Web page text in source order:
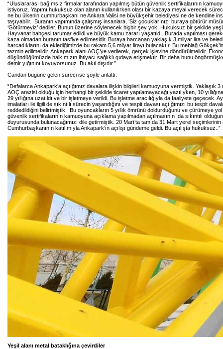
“Uluslararası bağımsız firmalar tarafından yapılmış bütün güvenlik sertifikalarının
istiyoruz. Yapımı hukuksuz olan alanın kullanılırken olası bir kazaya meyal verecek
ne bu ülkenin cumhurbaşkanı ne Ankara Valisi ne büyükşehir belediyesi ne de kendine
taşıyabilir. Buranın yapımında çalışmış insanlara, ‘Siz çocuklarınızı buraya götürür
‘Götürmeyiz’ dediler. Bunun üzerine söylenecek hiçbir şey yok. Hukuksuz bir şekilde
Hayvanat bahçesi tarumar edildi ve büyük kamu zararı yaşatıldı. Burada yapılması
kaza olmadan buranın tasfiye edilmesidir. Buraya harcanan yaklaşık 3 milyar lira ve
harcadıklarını da eklediğimizde bu rakam 5,6 milyar lirayı bulacaktır. Bu meblağ
tazmin edilmelidir. Ankapark alanı AOÇ’ye verilerek, gerçek işlevine döndürülmelidir.
düşündüğümüzde halkımızın ihtiyacı sağlıklı gıdaya erişmektir. Bir deha bunu
demir yığınını koyuyorsunuz. Bu akıl dışıdır.”
Candan bugüne gelen süreci ise şöyle anlattı:
“Defalarca Ankapark’a açtığımız davalara ilişkin bilgileri kamuoyuna vermiştik. Yaklaşık
AOÇ arazisi olduğu için herhangi bir şekilde ticaret yapılamayacağı yazılıyken, 10
29 yıllığına uzatıldı ve bir işletmeye verildi. Bu işletme aracılığıyla da faaliyete geçecek.
imalatları ile ilgili de sıkıntılı sürecin yaşandığını ve tespit davası açtığımızı bu tespit
reddedildiğini belirtmiştik. Bu oyuncakların 5 yıllık ömrünü doldurduğunu ve çürümeye yol
güvenlik sertifikalarının kamuoyuna açıklama yapılmadan açılmasının da sıkıntılı
duyurusunda bulunacağımızı dile getirmiştik. 20 Mart’ta tam da 31 Mart yerel seçimlerinin
Cumhurbaşkanının katılımıyla Ankapark’ın açılışı gündeme geldi. Bu açılışta hukuksuz..”
Yeşil alanı metal bataklığına çevirdiler